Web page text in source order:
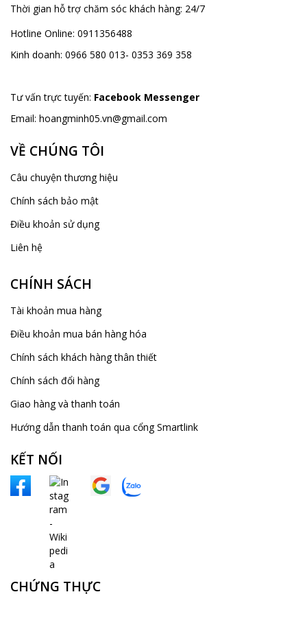
Thời gian hỗ trợ chăm sóc khách hàng: 24/7
Hotline Online: 0911356488
Kinh doanh: 0966 580 013- 0353 369 358
Tư vấn trực tuyến: Facebook Messenger
Email: hoangminh05.vn@gmail.com
VỀ CHÚNG TÔI
Câu chuyện thương hiệu
Chính sách bảo mật
Điều khoản sử dụng
Liên hệ
CHÍNH SÁCH
Tài khoản mua hàng
Điều khoản mua bán hàng hóa
Chính sách khách hàng thân thiết
Chính sách đổi hàng
Giao hàng và thanh toán
Hướng dẫn thanh toán qua cổng Smartlink
KẾT NỐI
CHỨNG THỰC